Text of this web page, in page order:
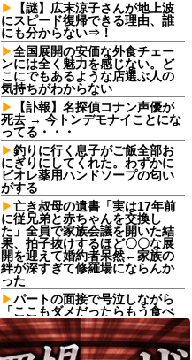
【謎】広末涼子さんが地上波
にスピード復帰できる理由、誰
にも分からない⇒！
全国展開の安価な外食チェー
ンには全く魅力を感じない。ど
こにでもあるような店選ぶ人の
気持ちがわからない
【訃報】名探偵コナン声優が
死去 → 今トンデモナイことにな
ってる・・・
釣りに行く息子がご飯全部お
にぎりにしてくれた。わずかに
ビオレ薬用ハンドソープの匂い
がする
亡き叔母の遺書「実は17年前
に従兄弟と赤ちゃんを交換し
た」全員で家族会議を開いた結
果、拍子抜けするほど〇〇な展
開を迎えて婚約者呆然←家族の
絆が深すぎて修羅場にならんか
った
パートの面接で号泣しながら
「ここもダメだったらもう食べ
ていけないんです」って熱弁し
てた人がいた
理想と現実#2